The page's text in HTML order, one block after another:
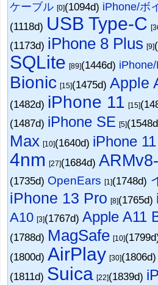
ケーブル [0](1094d) iPhone/ボ
(1118d) USB Type-C
(1173d) iPhone 8 Plus [9]
SQLite [89](1446d)
Bionic [15](1475d)Apple
(1482d) iPhone 11 [15]
(1487d) iPhone SE [5]
Max [10](1640d) iPhone
4nm [27](1684d)
(1735d) OpenEars [1](1748d)
iPhone 13 Pro [8](1765d)
A10 [3](1767d)Apple A11
(1788d) MagSafe [10]
(1800d)AirPlay [30]
(1811d) Suica [22](1839d)